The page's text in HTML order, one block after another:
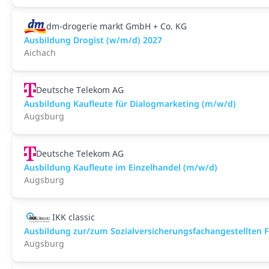
dm-drogerie markt GmbH + Co. KG
Ausbildung Drogist (w/m/d) 2027
Aichach
Deutsche Telekom AG
Ausbildung Kaufleute für Dialogmarketing (m/w/d)
Augsburg
Deutsche Telekom AG
Ausbildung Kaufleute im Einzelhandel (m/w/d)
Augsburg
IKK classic
Aus­bild­ung zur/zum Sozial­versicher­ungs­fach­angestellten­
Augsburg